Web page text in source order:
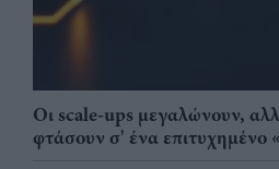
Οι scale-ups μεγαλώνουν,
φτάσουν σ' ένα επιτυχημένο